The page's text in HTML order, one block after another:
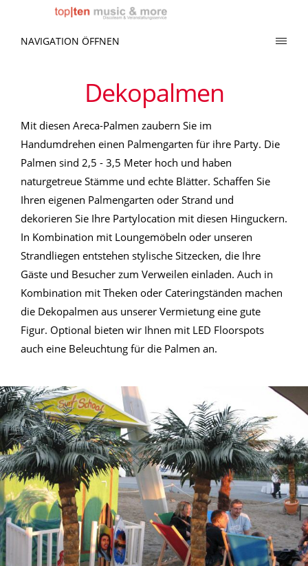
NAVIGATION ÖFFNEN
Dekopalmen
Mit diesen Areca-Palmen zaubern Sie im
Handumdrehen einen Palmengarten für ihre Party. Die
Palmen sind 2,5 - 3,5 Meter hoch und haben
naturgetreue Stämme und echte Blätter. Schaffen Sie
Ihren eigenen Palmengarten oder Strand und
dekorieren Sie Ihre Partylocation mit diesen Hinguckern.
In Kombination mit Loungemöbeln oder unseren
Strandliegen entstehen stylische Sitzecken, die Ihre
Gäste und Besucher zum Verweilen einladen. Auch in
Kombination mit Theken oder Cateringständen machen
die Dekopalmen aus unserer Vermietung eine gute
Figur. Optional bieten wir Ihnen mit LED Floorspots
auch eine Beleuchtung für die Palmen an.